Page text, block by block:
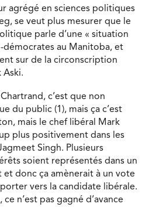
agrégé en sciences politiques
se veut plus mesurer que le
parle d’une « situation
démocrates au Manitoba, et
sur de la circonscription
c’est que non
du public (1), mais ça c’est
mais le chef libéral Mark
plus positivement dans les
Singh. Plusieurs
soient représentés dans un
donc ça amènerait à un vote
vers la candidate libérale.
n’est pas gagné d’avance